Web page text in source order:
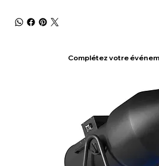
Complétez votre